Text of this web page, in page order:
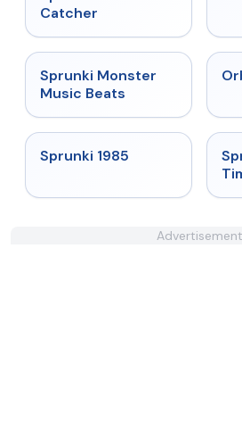
Catcher
★ 4.7
Sprunki Monster
Music Beats
Sprunki 1985
Advertisement